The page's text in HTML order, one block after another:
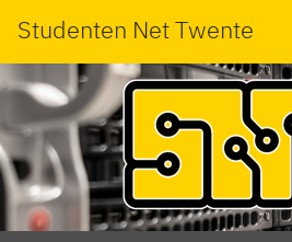
Studenten Net Twente